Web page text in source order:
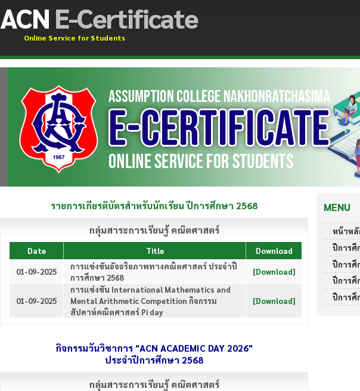
ACN E-Certificate
Online Service for Students
MENU
หน้าหลั
ปีการศึ
ปีการศึ
ปีการศึ
ปีการศึ
รายการเกียรติบัตรสำหรับนักเรียน ปีการศึกษา 2568
กลุ่มสาระการเรียนรู้ คณิตศาสตร์
Date Title Download
01-09-2025
การแข่งขันอัจฉริยภาพทางคณิตศาสตร์ ประจำปี
การศึกษา 2568
[Download]
01-09-2025
การแข่งขัน International Mathematics and
Mental Arithmetic Competition กิจกรรม
สัปดาห์คณิตศาสตร์ Pi day
[Download]
กิจกรรมวันวิชาการ "ACN ACADEMIC DAY 2026"
ประจำปีการศึกษา 2568
กลุ่มสาระการเรียนรู้ คณิตศาสตร์